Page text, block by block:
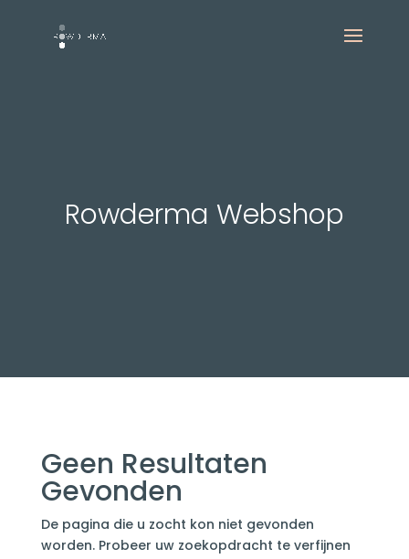
Rowderma Webshop
Geen Resultaten
Gevonden
De pagina die u zocht kon niet gevonden
worden. Probeer uw zoekopdracht te verfijnen